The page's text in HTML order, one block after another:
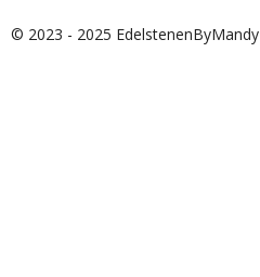
© 2023 - 2025 EdelstenenByMandy